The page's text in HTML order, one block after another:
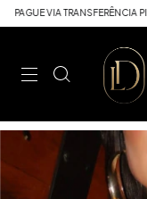
VIA TRANSFERÊNCIA PIX E